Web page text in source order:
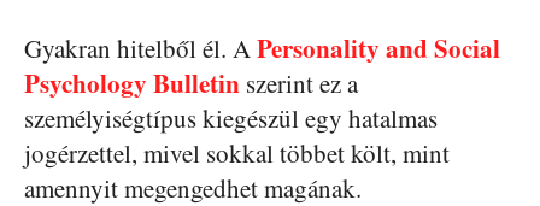
Gyakran hitelből él. APersonality and Social
Psychology Bulletin szerint ez a
személyiségtípus kiegészül egy hatalmas
jogérzettel, mivel sokkal többet költ, mint
amennyit megengedhet magának.